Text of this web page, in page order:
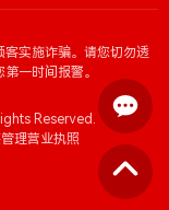
客实施诈骗。请您切勿透
一时间报警。
Reserved.
理营业执照